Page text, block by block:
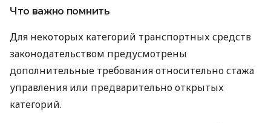
Что важно помнить
Для некоторых категорий транспортных средств
законодательством предусмотрены
дополнительные требования относительно стажа
управления или предварительно открытых
категорий.